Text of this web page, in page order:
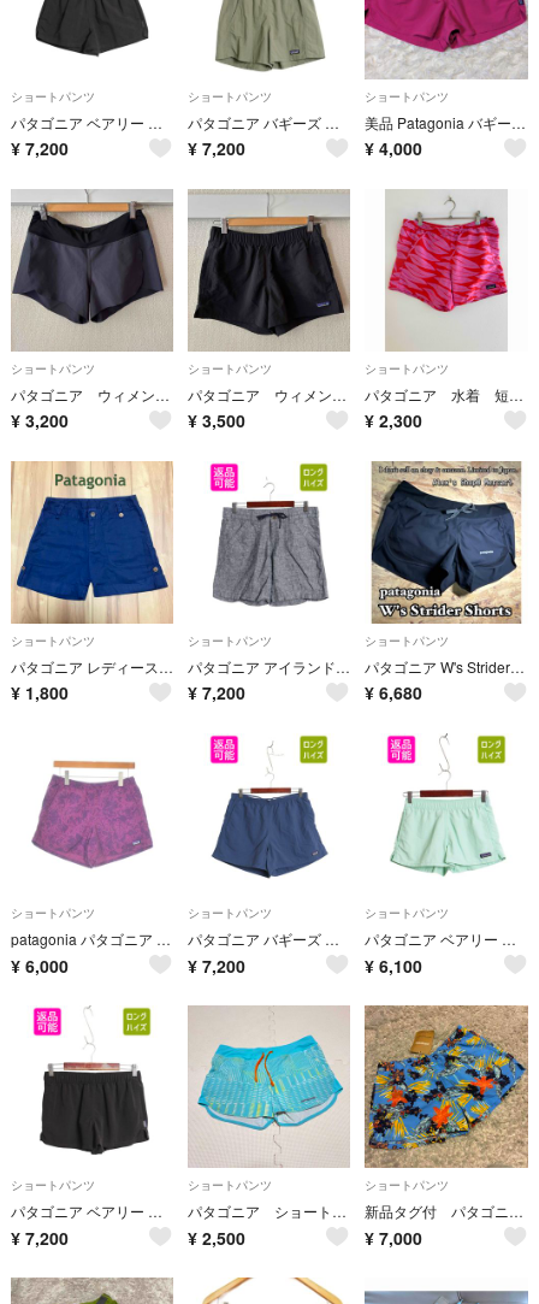
ショートパンツ
パタゴニア ベアリー バギーズ ショーツ レディース XS / 21年製 アウトドア ナイロン ショートパンツ 短パン 海パン スイム 水陸両用 黒
¥ 7,200
ショートパンツ
パタゴニア バギーズ ショーツ レディース XS アウトドア スイム サーフ ナイロン ショートパンツ 短パン 海パン 水陸両用 カーキ グリーン
¥ 7,200
ショートパンツ
美品 Patagonia バギーズショーツ ピンク Sサイズ
¥ 4,000
ショートパンツ
パタゴニア ウィメンズ ストレッチ ハイドロピーク
¥ 3,200
ショートパンツ
パタゴニア ウィメンズ バギーズ
¥ 3,500
ショートパンツ
パタゴニア 水着 短パン
¥ 2,300
ショートパンツ
パタゴニア レディース ヘンプ オーガニックコットン ショートパンツ 紺 0
¥ 1,800
ショートパンツ
パタゴニア アイランド ヘンプ ショーツ レディース M アウトドア ショートパンツ 短パン ノータック オーガニック コットン シャンブレー
¥ 7,200
ショートパンツ
パタゴニア W's Strider Shorts ランニングショーツXS
¥ 6,680
ショートパンツ
patagonia パタゴニア ショートパンツ XS 紫 【古着】【中古】【送料無料】
¥ 6,000
ショートパンツ
パタゴニア バギーズ ショーツ レディース L 19年製 アウトドア ナイロン ショートパンツ 短パン 海パン 水陸両用 スイム サーフ ネイビー
¥ 7,200
ショートパンツ
パタゴニア ベアリー バギーズ ショーツ レディース XS 古着 アウトドア ナイロン ショートパンツ 短パン 海パン 水陸両用 スイム サーフ
¥ 6,100
ショートパンツ
パタゴニア ベアリー バギーズ ショーツ レディース S / 古着 19年製 アウトドア ショートパンツ 短パン 海パン スイム サーフ 水陸両用 黒
¥ 7,200
ショートパンツ
パタゴニア ショートパンツ レディース
¥ 2,500
ショートパンツ
新品タグ付 パタゴニア バギーショーツ M STY57042SP17 gz5
¥ 7,000